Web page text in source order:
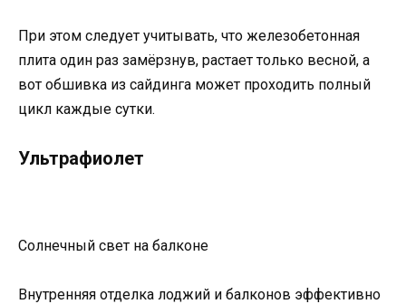
При этом следует учитывать, что железобетонная
плита один раз замёрзнув, растает только весной, а
вот обшивка из сайдинга может проходить полный
цикл каждые сутки.
Ультрафиолет
Солнечный свет на балконе
Внутренняя отделка лоджий и балконов эффективно